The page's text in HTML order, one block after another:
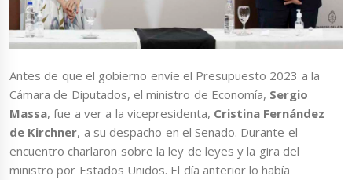
Antes de que el gobierno envíe el Presupuesto 2023 a la
Cámara de Diputados, el ministro de Economía, Sergio
Massa, fue a ver a la vicepresidenta, Cristina Fernández
de Kirchner, a su despacho en el Senado. Durante el
encuentro charlaron sobre la ley de leyes y la gira del
ministro por Estados Unidos. El día anterior lo había